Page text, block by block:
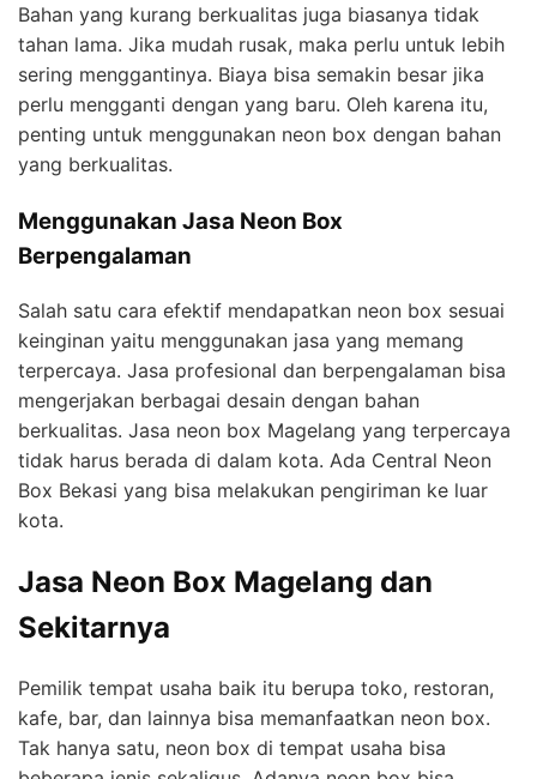
Bahan yang kurang berkualitas juga biasanya tidak
tahan lama. Jika mudah rusak, maka perlu untuk lebih
sering menggantinya. Biaya bisa semakin besar jika
perlu mengganti dengan yang baru. Oleh karena itu,
penting untuk menggunakan neon box dengan bahan
yang berkualitas.
Menggunakan Jasa Neon Box
Berpengalaman
Salah satu cara efektif mendapatkan neon box sesuai
keinginan yaitu menggunakan jasa yang memang
terpercaya. Jasa profesional dan berpengalaman bisa
mengerjakan berbagai desain dengan bahan
berkualitas. Jasa neon box Magelang yang terpercaya
tidak harus berada di dalam kota. Ada Central Neon
Box Bekasi yang bisa melakukan pengiriman ke luar
kota.
Jasa Neon Box Magelang dan
Sekitarnya
Pemilik tempat usaha baik itu berupa toko, restoran,
kafe, bar, dan lainnya bisa memanfaatkan neon box.
Tak hanya satu, neon box di tempat usaha bisa